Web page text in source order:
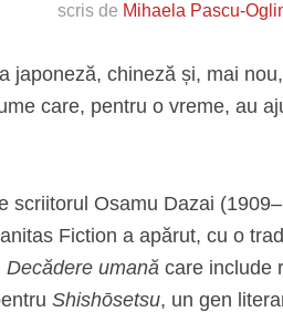
scris de Mihaela Pascu-
japoneză, chineză și, mai
care, pentru o vreme, au
scriitorul Osamu Dazai
Fiction a apărut, cu o
Decădere umană care include
Shishōsetsu, un gen